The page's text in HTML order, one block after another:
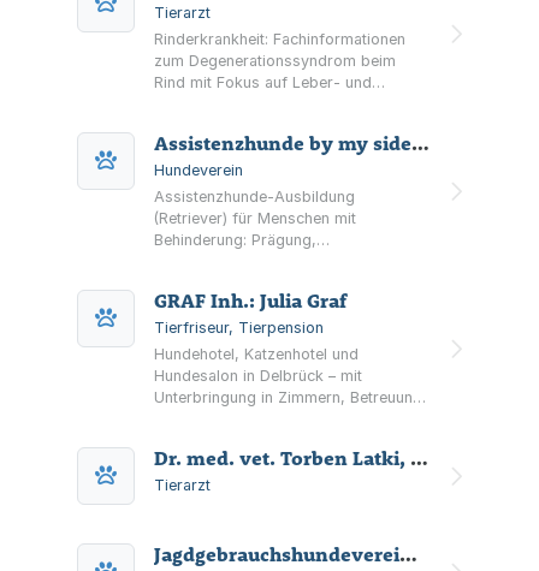
Tierarzt
Rinderkrankheit: Fachinformationen
zum Degenerationssyndrom beim
Rind mit Fokus auf Leber- und
Assistenzhunde by my side e. V.
Hundeverein
Assistenzhunde-Ausbildung
(Retriever) für Menschen mit
Behinderung: Prägung,
einen eingetragenen Verein in
Delbrück.
GRAF Inh.: Julia Graf
Tierfriseur, Tierpension
Hundehotel, Katzenhotel und
Hundesalon in Delbrück – mit
Unterbringung in Zimmern, Betreuung
Dr. med. vet. Torben Latki, Fachtierarzt für Pferde Dr. med. vet. Jürgen Mathea, Fachtierarzt für Pferde
Tierarzt
Jagdgebrauchshundeverein Paderborner Land e.V.